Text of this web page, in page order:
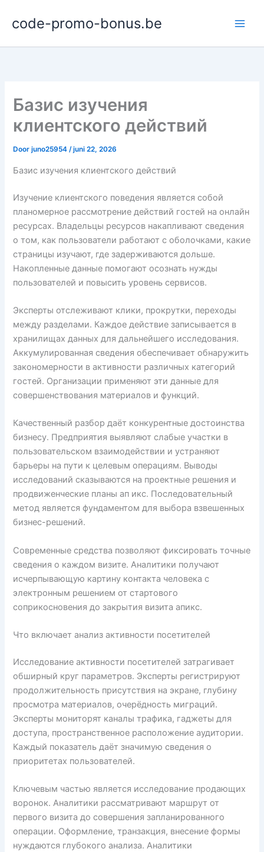
naar
inhoud
code-promo-bonus.be
Базис изучения
клиентского действий
Doorjuno25954/juni 22, 2026
Базис изучения клиентского действий
Изучение клиентского поведения является собой
планомерное рассмотрение действий гостей на онлайн
ресурсах. Владельцы ресурсов накапливают сведения
о том, как пользователи работают с оболочками, какие
страницы изучают, где задерживаются дольше.
Накопленные данные помогают осознать нужды
пользователей и повысить уровень сервисов.
Эксперты отслеживают клики, прокрутки, переходы
между разделами. Каждое действие записывается в
хранилищах данных для дальнейшего исследования.
Аккумулированная сведения обеспечивает обнаружить
закономерности в активности различных категорий
гостей. Организации применяют эти данные для
совершенствования материалов и функций.
Качественный разбор даёт конкурентные достоинства
бизнесу. Предприятия выявляют слабые участки в
пользовательском взаимодействии и устраняют
барьеры на пути к целевым операциям. Выводы
исследований сказываются на проектные решения и
продвиженческие планы ап икс. Последовательный
метод является фундаментом для выбора взвешенных
бизнес-решений.
Современные средства позволяют фиксировать точные
сведения о каждом визите. Аналитики получают
исчерпывающую картину контакта человека с
электронным решением от стартового
соприкосновения до закрытия визита апикс.
Что включает анализ активности посетителей
Исследование активности посетителей затрагивает
обширный круг параметров. Эксперты регистрируют
продолжительность присутствия на экране, глубину
просмотра материалов, очерёдность миграций.
Эксперты мониторят каналы трафика, гаджеты для
доступа, пространственное расположение аудитории.
Каждый показатель даёт значимую сведения о
приоритетах пользователей.
Ключевым частью является исследование продающих
воронок. Аналитики рассматривают маршрут от
первого визита до совершения запланированного
операции. Оформление, транзакция, внесение формы
нуждаются глубокого анализа. Аналитики